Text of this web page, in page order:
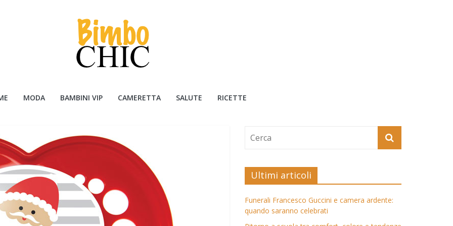
MODA BAMBINI VIP CAMERETTA SALUTE RICETTE
Ultimi articoli
Funerali Francesco Guccini e camera ardente:
quando saranno celebrati